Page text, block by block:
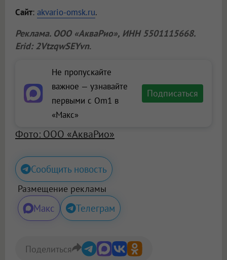
Сайт: akvario-omsk.ru.
Реклама. ООО «АкваРио», ИНН 5501115668.
Erid: 2VtzqwSEYvn.
Не пропускайте
важное — узнавайте
первыми с Om1 в
«Макс»
Подписаться
Фото: ООО «АкваРио»
Сообщить новость
Размещение рекламы
Макс Телеграм
Поделиться